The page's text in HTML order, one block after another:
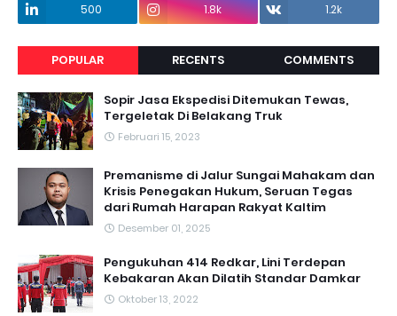
500
1.8k 1.2k
POPULAR RECENTS COMMENTS
Sopir Jasa Ekspedisi Ditemukan Tewas,
Tergeletak Di Belakang Truk
Februari 15, 2023
Premanisme di Jalur Sungai Mahakam dan
Krisis Penegakan Hukum, Seruan Tegas
dari Rumah Harapan Rakyat Kaltim
Desember 01, 2025
Pengukuhan 414 Redkar, Lini Terdepan
Kebakaran Akan Dilatih Standar Damkar
Oktober 13, 2022